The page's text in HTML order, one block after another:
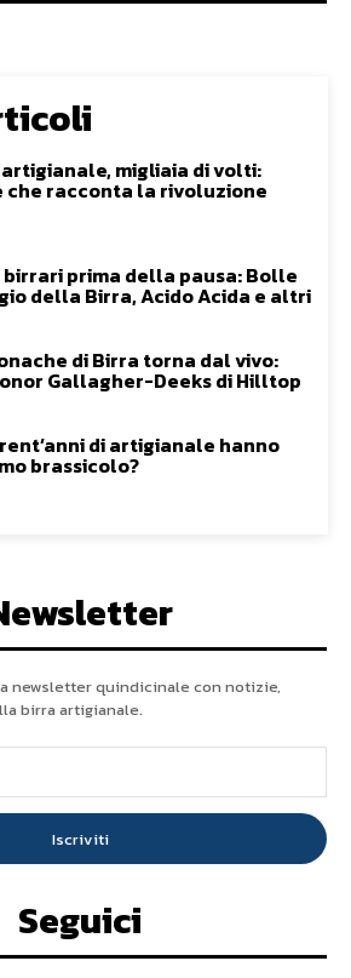
migliaia di volti:
che racconta la rivoluzione
birrari prima della pausa: Bolle
della Birra, Acido Acida e altri
di Birra torna dal vivo:
Gallagher-Deeks di Hilltop
di artigianale hanno
brassicolo?
newsletter quindicinale con notizie,
birra artigianale.
Iscriviti
Seguici